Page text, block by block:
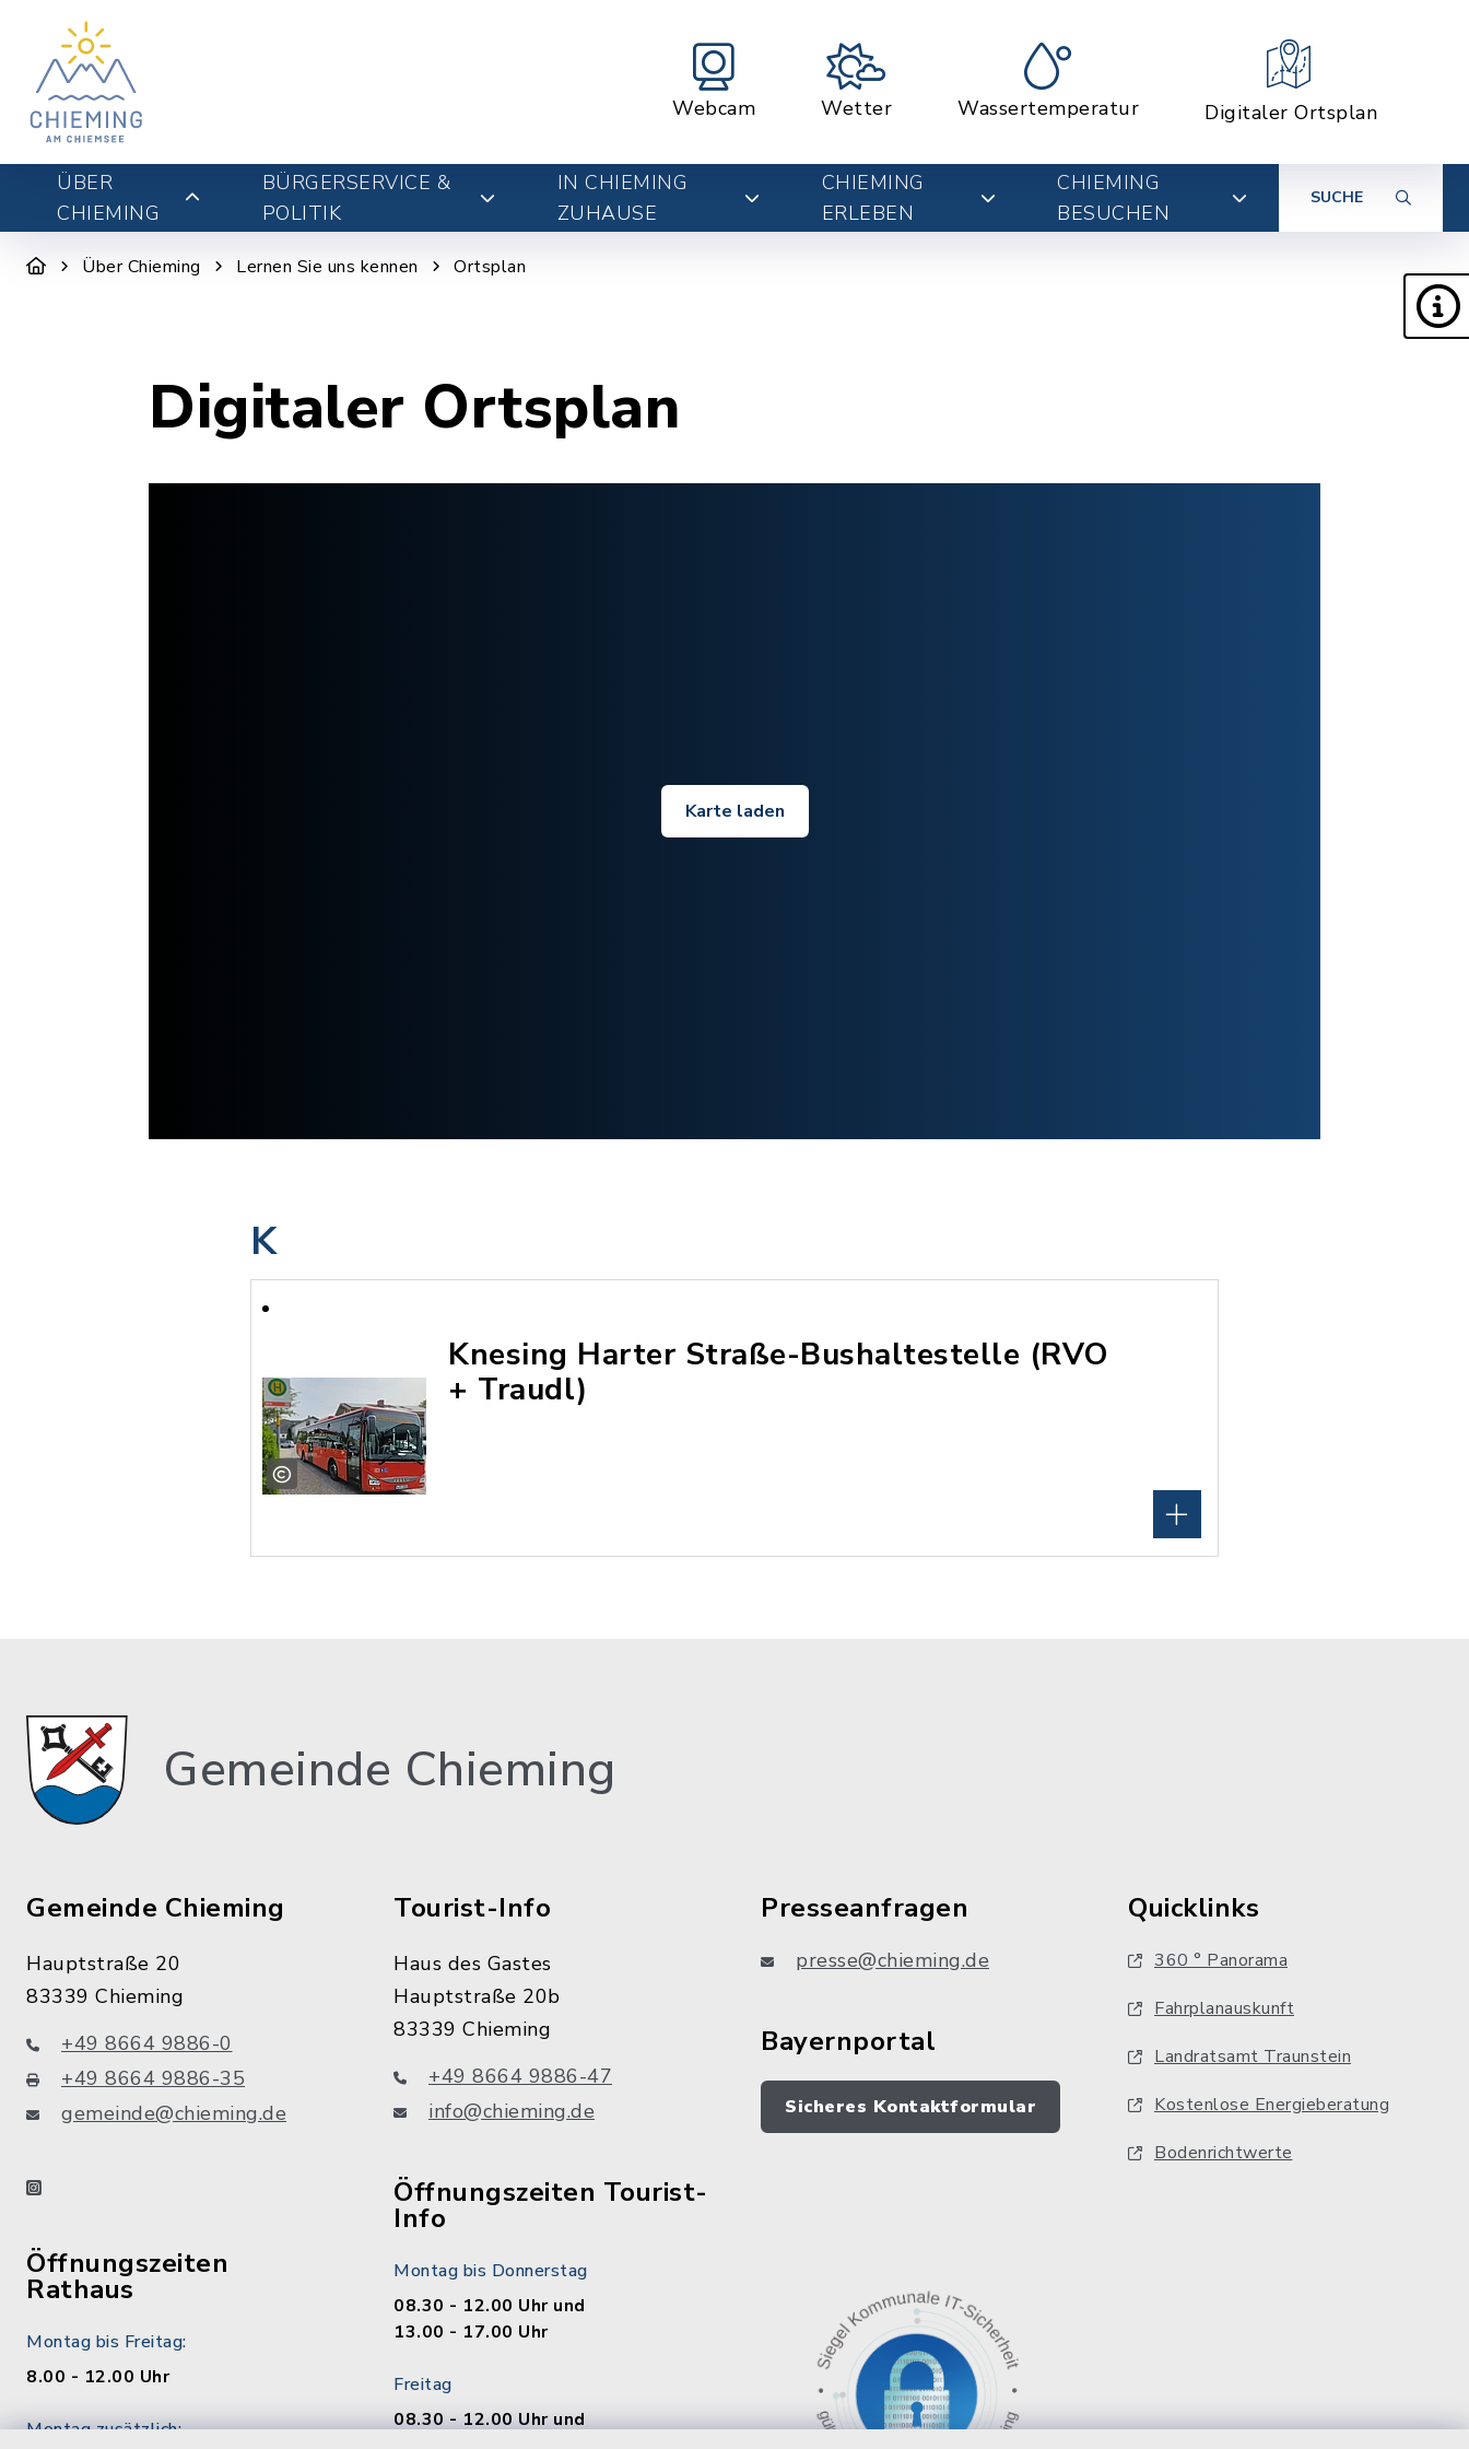
Webcam Wetter Wassertemperatur Digitaler Ortsplan
ÜBER
CHIEMING
BÜRGERSERVICE &
POLITIK
IN CHIEMING
ZUHAUSE
CHIEMING
ERLEBEN
CHIEMING
BESUCHEN
SUCHE
Über Chieming Lernen Sie uns kennen Ortsplan
Digitaler Ortsplan
Karte laden
K
Knesing Harter Straße-Bushaltestelle (RVO
+ Traudl)
Gemeinde Chieming
Gemeinde Chieming
Hauptstraße 20
83339 Chieming
+49 8664 9886-0
+49 8664 9886-35
gemeinde@chieming.de
instagram
Öffnungszeiten
Rathaus
Montag bis Freitag:
8.00 - 12.00 Uhr
Montag zusätzlich:
Tourist-Info
Haus des Gastes
Hauptstraße 20b
83339 Chieming
+49 8664 9886-47
info@chieming.de
Öffnungszeiten Tourist-
Info
Montag bis Donnerstag
08.30 - 12.00 Uhr und
13.00 - 17.00 Uhr
Freitag
08.30 - 12.00 Uhr und
Presseanfragen
presse@chieming.de
Bayernportal
Sicheres Kontaktformular
Quicklinks
360 ° Panorama
Fahrplanauskunft
Landratsamt Traunstein
Kostenlose Energieberatung
Bodenrichtwerte